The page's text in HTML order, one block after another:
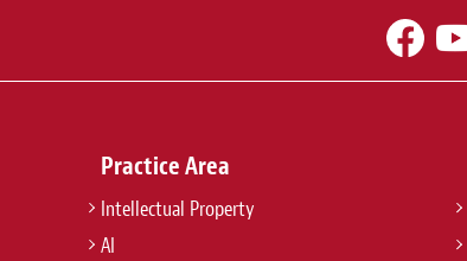
Practice Area
Intellectual Property
AI